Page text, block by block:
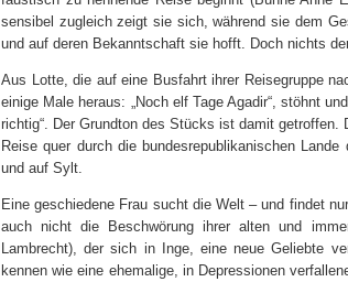
sensibel zugleich zeigt sie sich, während sie dem
und auf deren Bekanntschaft sie hofft. Doch nichts
Aus Lotte, die auf eine Busfahrt ihrer Reisegruppe
einige Male heraus: „Noch elf Tage Agadir“, stöhnt
richtig“. Der Grundton des Stücks ist damit getroffen.
Reise quer durch die bundesrepublikanischen
und auf Sylt.
Eine geschiedene Frau sucht die Welt – und findet
auch nicht die Beschwörung ihrer alten und
Lambrecht), der sich in Inge, eine neue Geliebte
kennen wie eine ehemalige, in Depressionen